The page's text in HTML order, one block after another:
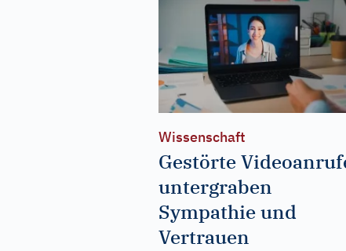
Wissenschaft
Gestörte
untergraben
Sympathie und
Vertrauen